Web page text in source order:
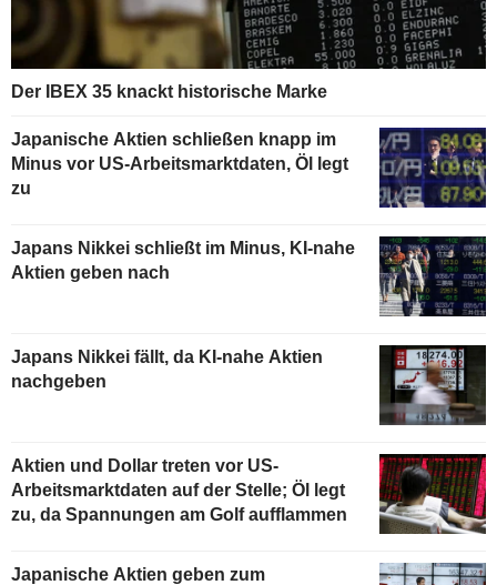
Der IBEX 35 knackt historische Marke
Japanische Aktien schließen knapp im
Minus vor US-Arbeitsmarktdaten, Öl legt
zu
Japans Nikkei schließt im Minus, KI-nahe
Aktien geben nach
Japans Nikkei fällt, da KI-nahe Aktien
nachgeben
Aktien und Dollar treten vor US-
Arbeitsmarktdaten auf der Stelle; Öl legt
zu, da Spannungen am Golf aufflammen
Japanische Aktien geben zum